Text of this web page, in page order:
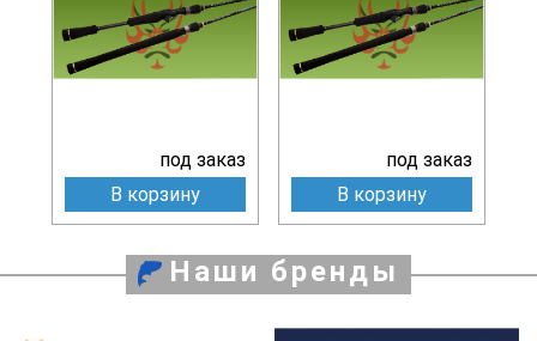
под заказ
В корзину
под заказ
В корзину
Наши бренды